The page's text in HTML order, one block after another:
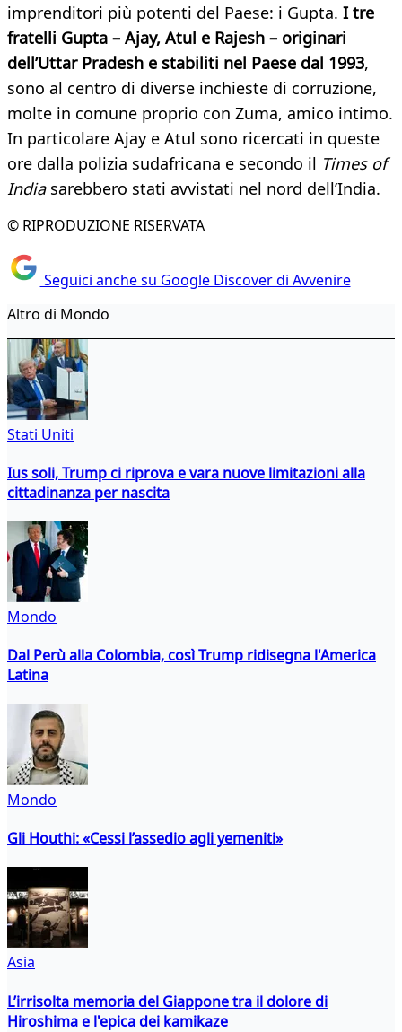
imprenditori più potenti del Paese: i Gupta. I tre
fratelli Gupta – Ajay, Atul e Rajesh – originari
dell’Uttar Pradesh e stabiliti nel Paese dal 1993,
sono al centro di diverse inchieste di corruzione,
molte in comune proprio con Zuma, amico intimo.
In particolare Ajay e Atul sono ricercati in queste
ore dalla polizia sudafricana e secondo il Times of
Indiasarebbero stati avvistati nel nord dell’India.
© RIPRODUZIONE RISERVATA
Seguici anche su Google Discover di Avvenire
Altro di Mondo
Stati Uniti
Ius soli, Trump ci riprova e vara nuove limitazioni alla
cittadinanza per nascita
Mondo
Dal Perù alla Colombia, così Trump ridisegna l'America
Latina
Mondo
Gli Houthi: «Cessi l’assedio agli yemeniti»
Asia
L’irrisolta memoria del Giappone tra il dolore di
Hiroshima e l'epica dei kamikaze